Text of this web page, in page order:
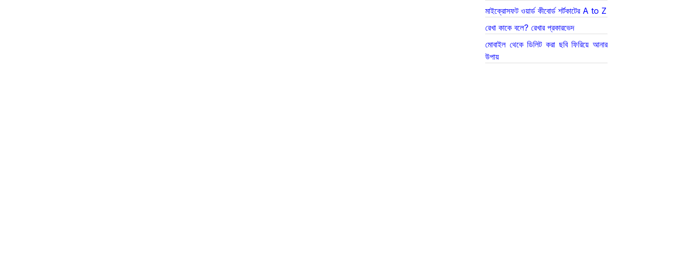
মাইক্রোসফট ওয়ার্ড কীবোর্ড শর্টকাটের A to Z
রেখা কাকে বলে? রেখার প্রকারভেদ
মোবাইল থেকে ডিলিট করা ছবি ফিরিয়ে আনার
উপায়